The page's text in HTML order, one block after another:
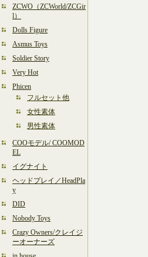
ZCWO（ZCWorld/ZCGir
l）
Dolls Figure
Asmus Toys
Soldier Story
Very Hot
Phicen
フルセット他
女性素体
男性素体
COOモデル/ COOMOD
EL
イグナイト
ヘッドプレイ／HeadPla
y
DID
Nobody Toys
Crazy Owners/クレイジ
ーオーナーズ